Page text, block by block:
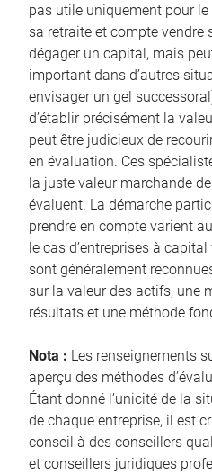
pas utile uniquement pour
sa retraite et compte vendre
dégager un capital, mais
important dans d’autres
envisager un gel
d’établir précisément la
peut être judicieux de
en évaluation. Ces
la juste valeur marchande
évaluent. La démarche
prendre en compte varient
le cas d’entreprises à
sont généralement
sur la valeur des actifs, une
résultats et une méthode
Nota : Les renseignements
aperçu des méthodes
Étant donné l’unicité de la
de chaque entreprise, il est
conseil à des conseillers
et conseillers juridiques